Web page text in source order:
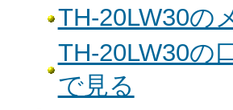
TH-20LW30の
TH-20LW30の
で見る